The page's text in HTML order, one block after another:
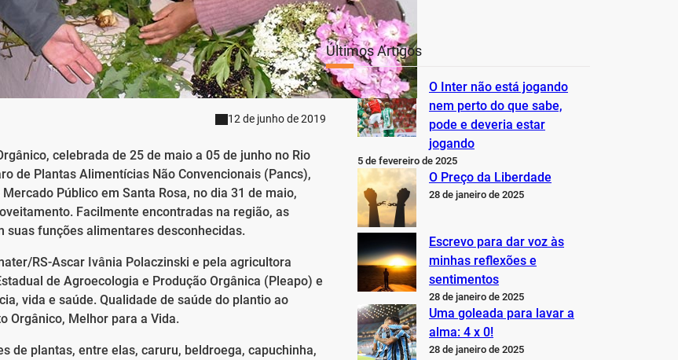
12 de junho de 2019
celebrada de 25 de maio a 05 de junho no Rio
de Plantas Alimentícias Não Convencionais (Pancs),
Público em Santa Rosa, no dia 31 de maio,
Facilmente encontradas na região, as
suas funções alimentares desconhecidas.
RS-Ascar Ivânia Polaczinski e pela agricultora
de Agroecologia e Produção Orgânica (Pleapo) e
vida e saúde. Qualidade de saúde do plantio ao
Orgânico, Melhor para a Vida.
de plantas, entre elas, caruru, beldroega, capuchinha,
Últimos Artigos
O Inter não está jogando
nem perto do que sabe,
pode e deveria estar
jogando
5 de fevereiro de 2025
O Preço da Liberdade
28 de janeiro de 2025
Escrevo para dar voz às
minhas reflexões e
sentimentos
28 de janeiro de 2025
Uma goleada para lavar a
alma: 4 x 0!
28 de janeiro de 2025